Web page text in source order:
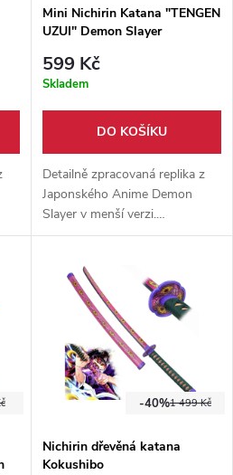
Mini Nichirin Katana "TENGEN
UZUI" Demon Slayer
599 Kč
Skladem
DO KOŠÍKU
Detailně zpracovaná replika z
Japonského Anime Demon
Slayer v menší verzi.
Podobnost z originálem 1:1.
1 499 Kč
-40%
Nichirin dřevěná katana
Kokushibo